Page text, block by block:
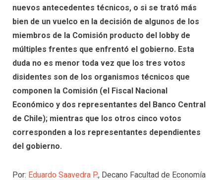
nuevos antecedentes técnicos, o si se trató más
bien de un vuelco en la decisión de algunos de los
miembros de la Comisión producto del lobby de
múltiples frentes que enfrentó el gobierno. Esta
duda no es menor toda vez que los tres votos
disidentes son de los organismos técnicos que
componen la Comisión (el Fiscal Nacional
Económico y dos representantes del Banco Central
de Chile); mientras que los otros cinco votos
corresponden a los representantes dependientes
del gobierno.
Por: Eduardo Saavedra P., Decano Facultad de Economía